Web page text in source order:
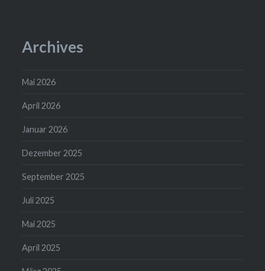
Archives
Mai 2026
April 2026
Januar 2026
Dezember 2025
September 2025
Juli 2025
Mai 2025
April 2025